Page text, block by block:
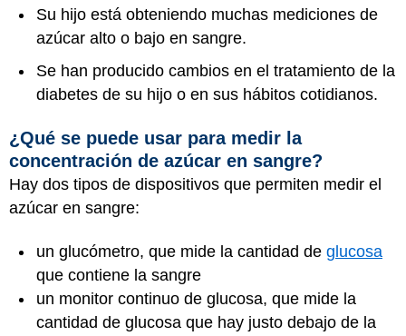
Su hijo está obteniendo muchas mediciones de
azúcar alto o bajo en sangre.
Se han producido cambios en el tratamiento de la
diabetes de su hijo o en sus hábitos cotidianos.
¿Qué se puede usar para medir la
concentración de azúcar en sangre?
Hay dos tipos de dispositivos que permiten medir el
azúcar en sangre:
un glucómetro, que mide la cantidad de glucosa
que contiene la sangre
un monitor continuo de glucosa, que mide la
cantidad de glucosa que hay justo debajo de la